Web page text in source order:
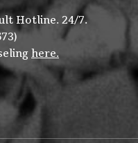
Hotline. 24/7.
here.